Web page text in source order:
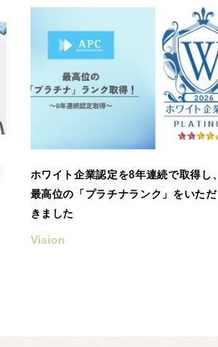
ホワイト企業認定を8年連続で取得し、
最高位の「プラチナランク」をいただ
きました
Vision